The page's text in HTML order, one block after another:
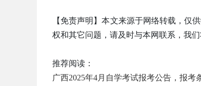
【免责声明】本文来源于网络转载，仅
权和其它问题，请及时与本网联系，我们
推荐阅读：
广西2025年4月自学考试报考公告，报考